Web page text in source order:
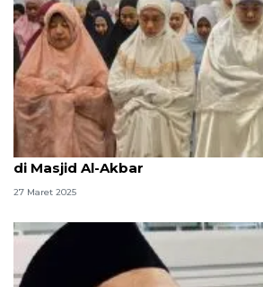
Khofifah ikuti Qiyamul Lail
di Masjid Al-Akbar
27 Maret 2025